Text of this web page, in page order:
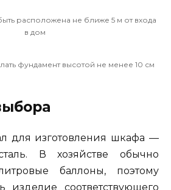
расположена не ближе 5 м от входа
в дом
фундамент высотой не менее 10 см
для изготовления шкафа —
В хозяйстве обычно
баллоны, поэтому
изделие соответствующего